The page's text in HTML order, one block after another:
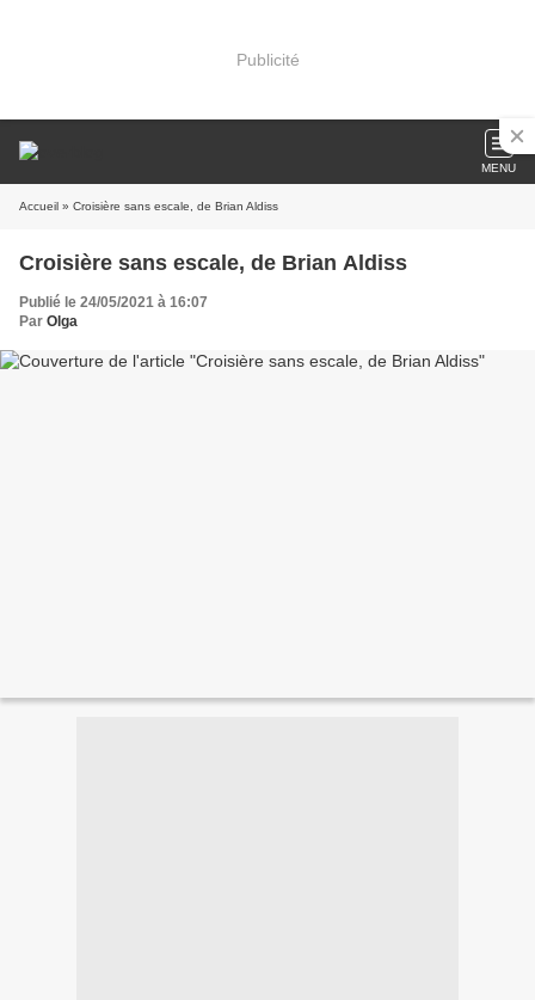
Publicité
MENU
Accueil » Croisière sans escale, de Brian Aldiss
Croisière sans escale, de Brian Aldiss
Publié le 24/05/2021 à 16:07
Par Olga